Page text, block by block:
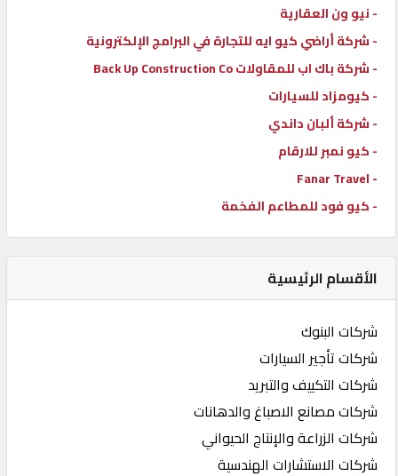
- نيو ون العقارية
- شركة أراضي كيو ايه للتجارة في البرامج الإلكترونية
- شركة باك اب للمقاولات Back Up Construction Co
- كيومزاد للسيارات
- شركة ألبان داندي
- كيو نمبر للارقام
- Fanar Travel
- كيو فود للمطاعم الفخمة
الأقسام الرئيسية
شركات البنوك
شركات تأجير السيارات
شركات التكييف والتبريد
شركات مصانع الاصباغ والدهانات
شركات الزراعة والإنتاج الحيواني
شركات الاستشارات الهندسية